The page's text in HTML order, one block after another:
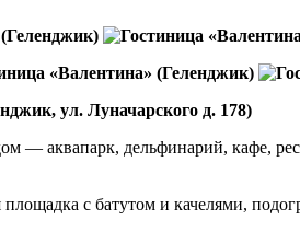
ул. Луначарского д. 178)
— аквапарк, дельфинарий, кафе,
с батутом и качелями,